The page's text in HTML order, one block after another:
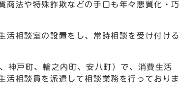
商法や特殊詐欺などの手口も年々悪質化・巧
相談室の設置をし、常時相談を受け付ける
戸町、輪之内町、安八町）で、消費生活
活相談員を派遣して相談業務を行っておりま